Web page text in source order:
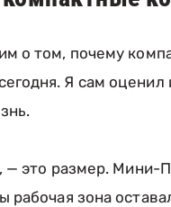
о том, почему
Я сам оценил
— это размер. Мини-
зона